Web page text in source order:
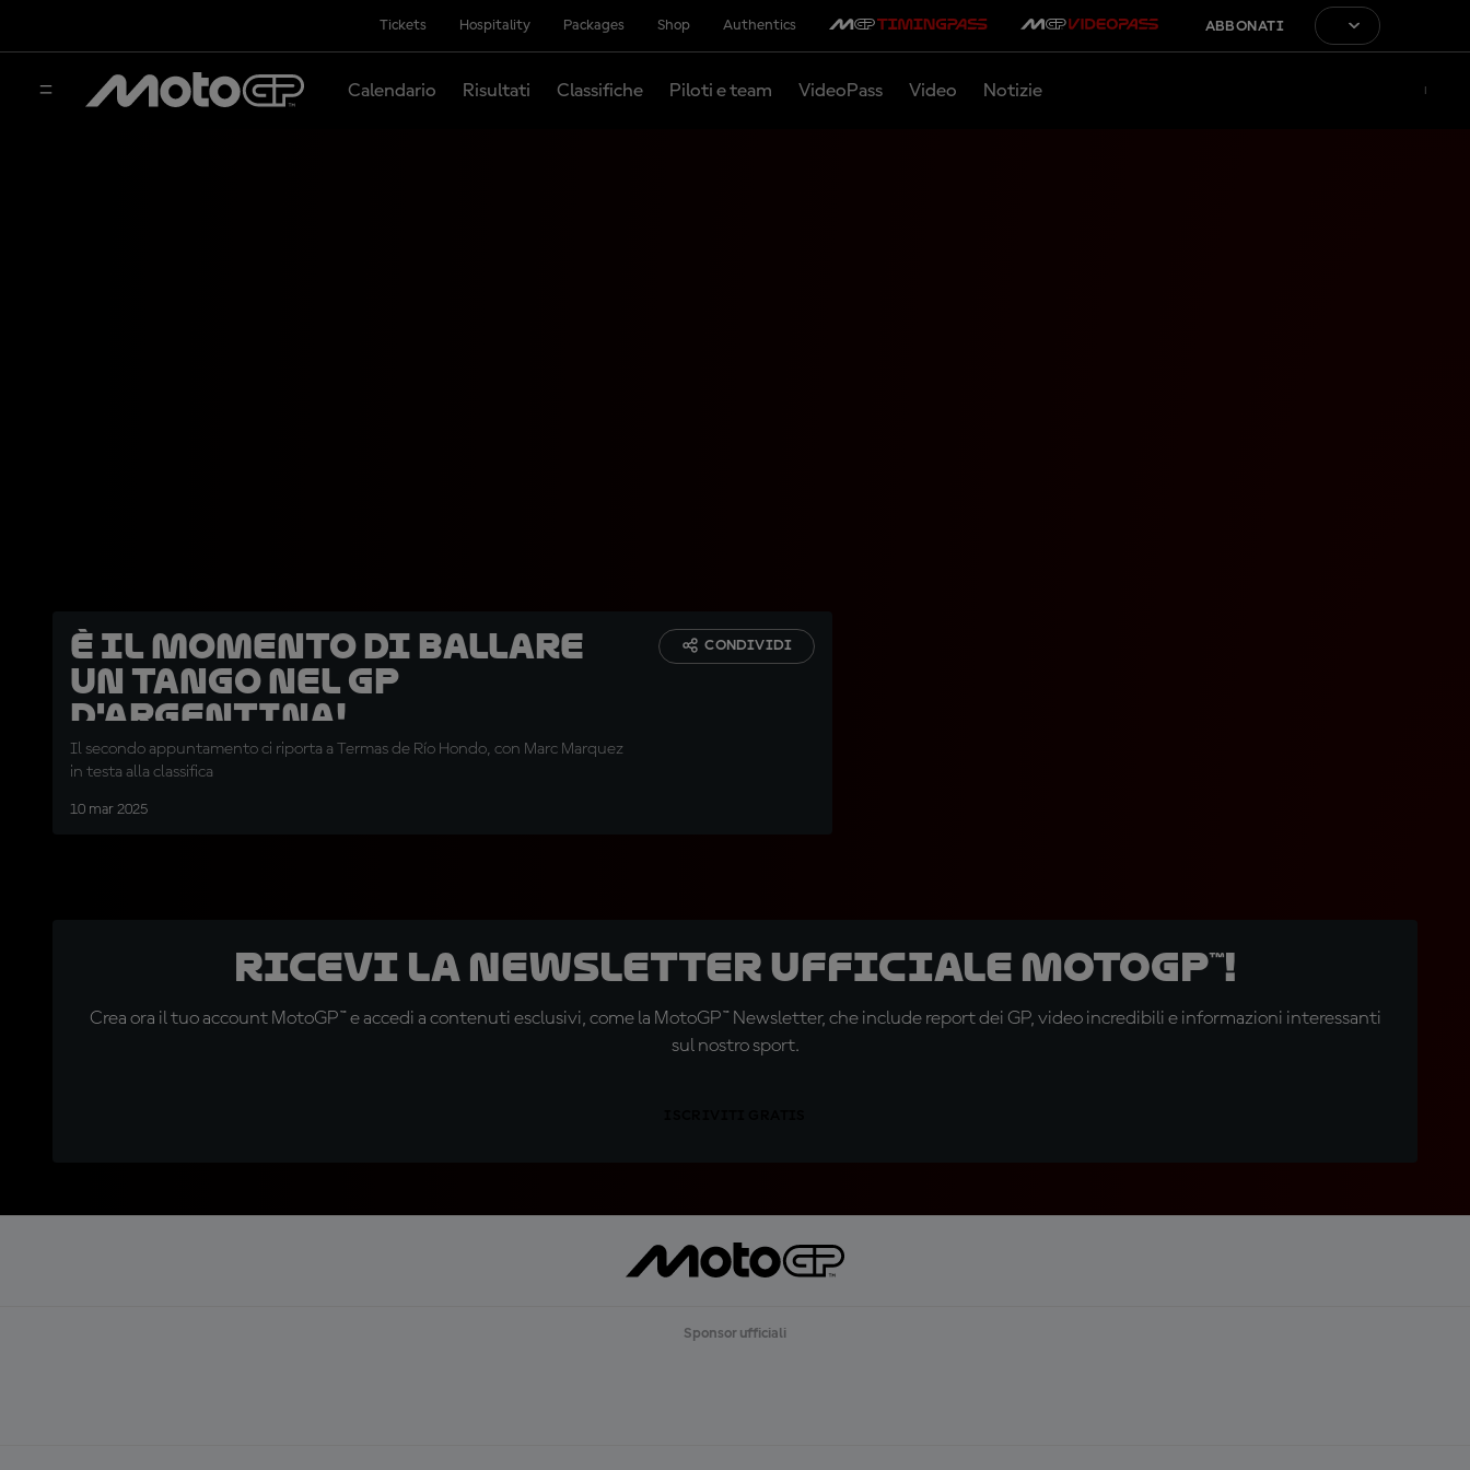
Tickets Hospitality Packages Shop Authentics ABBONATI
Calendario Risultati Classifiche Piloti e team VideoPass Video Notizie
È il momento di ballare
un tango nel GP
d'Argentina!
Il secondo appuntamento ci riporta a Termas de Río Hondo, con Marc Marquez
in testa alla classifica
10 mar 2025
CONDIVIDI
Ricevi la newsletter ufficiale MotoGP™!
Crea ora il tuo account MotoGP™ e accedi a contenuti esclusivi, come la MotoGP™ Newsletter, che include report dei GP, video incredibili e informazioni interessanti
sul nostro sport.
Sponsor ufficiali